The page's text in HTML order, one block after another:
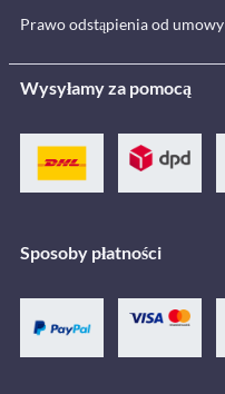
Prawo odstąpienia od umowy
Wysyłamy za pomocą
Sposoby płatności